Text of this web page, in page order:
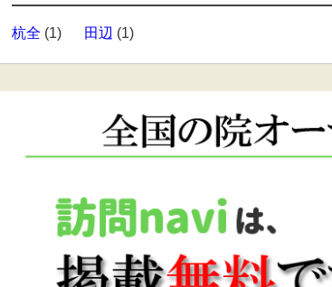
杭全 (1) 田辺 (1)